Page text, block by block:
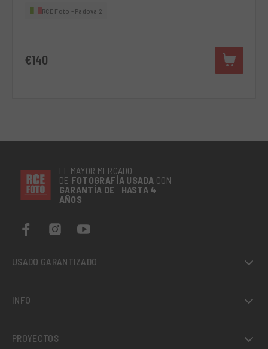
RCE Foto - Padova 2
€140
EL MAYOR MERCADO
DE FOTOGRAFÍA USADA CON
GARANTÍA DE HASTA 4
AÑOS
USADO GARANTIZADO
INFO
PROYECTOS